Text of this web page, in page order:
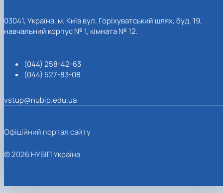
03041, Україна, м. Київ вул. Горіхуватський шлях, буд. 19,
навчальний корпус № 1, кімната № 12.
(044) 258-42-63
(044) 527-83-08
vstup@nubip.edu.ua
Офіційний портал сайту
© 2026 НУБІП Україна